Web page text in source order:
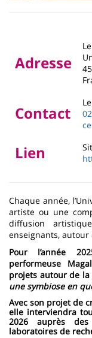
Adresse
Contact
Lien
Chaque année,
artiste ou une
diffusion
enseignants, autour
Pour l’année
performeuse
projets autour de la
une symbiose en
Avec son projet de
elle interviendra
2026 auprès
laboratoires de